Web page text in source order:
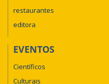
restaurantes
editora
EVENTOS
Científicos
Culturais